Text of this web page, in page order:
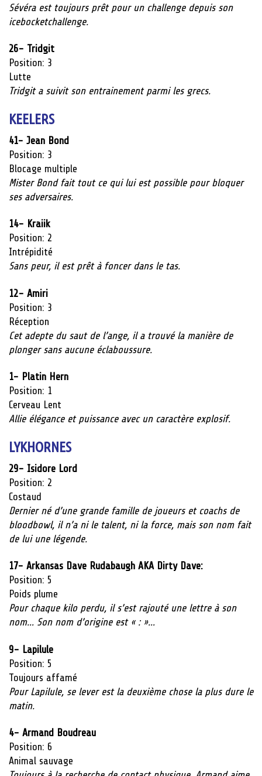
Sévéra est toujours prêt pour un challenge depuis son
icebocketchallenge.
26- Tridgit
Position: 3
Lutte
Tridgit a suivit son entrainement parmi les grecs.
KEELERS
41- Jean Bond
Position: 3
Blocage multiple
Mister Bond fait tout ce qui lui est possible pour bloquer
ses adversaires.
14- Kraiik
Position: 2
Intrépidité
Sans peur, il est prêt à foncer dans le tas.
12- Amiri
Position: 3
Réception
Cet adepte du saut de l’ange, il a trouvé la manière de
plonger sans aucune éclaboussure.
1- Platin Hern
Position: 1
Cerveau Lent
Allie élégance et puissance avec un caractère explosif.
LYKHORNES
29- Isidore Lord
Position: 2
Costaud
Dernier né d’une grande famille de joueurs et coachs de
bloodbowl, il n’a ni le talent, ni la force, mais son nom fait
de lui une légende.
17- Arkansas Dave Rudabaugh AKA Dirty Dave:
Position: 5
Poids plume
Pour chaque kilo perdu, il s’est rajouté une lettre à son
nom… Son nom d’origine est « : »…
9- Lapilule
Position: 5
Toujours affamé
Pour Lapilule, se lever est la deuxième chose la plus dure le
matin.
4- Armand Boudreau
Position: 6
Animal sauvage